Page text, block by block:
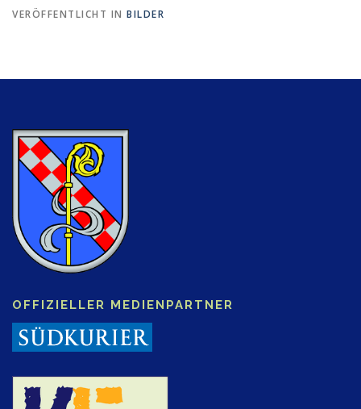
VERÖFFENTLICHT IN BILDER
OFFIZIELLER MEDIENPARTNER